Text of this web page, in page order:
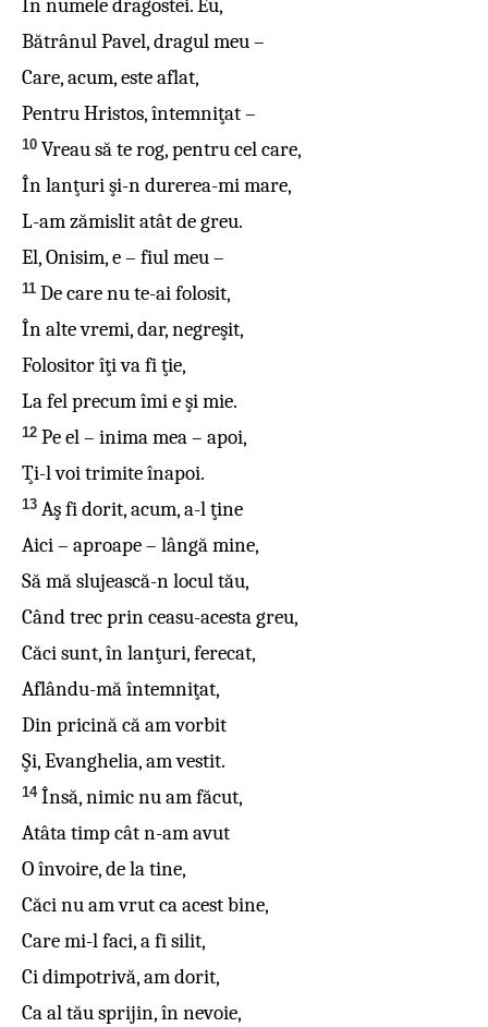
În numele dragostei. Eu,
Bătrânul Pavel, dragul meu –
Care, acum, este aflat,
Pentru Hristos, întemniţat –
10 Vreau să te rog, pentru cel care,
În lanţuri şi-n durerea-mi mare,
L-am zămislit atât de greu.
El, Onisim, e – fiul meu –
11 De care nu te-ai folosit,
În alte vremi, dar, negreşit,
Folositor îţi va fi ţie,
La fel precum îmi e şi mie.
12 Pe el – inima mea – apoi,
Ţi-l voi trimite înapoi.
13 Aş fi dorit, acum, a-l ţine
Aici – aproape – lângă mine,
Să mă slujească-n locul tău,
Când trec prin ceasu-acesta greu,
Căci sunt, în lanţuri, ferecat,
Aflându-mă întemniţat,
Din pricină că am vorbit
Şi, Evanghelia, am vestit.
14 Însă, nimic nu am făcut,
Atâta timp cât n-am avut
O învoire, de la tine,
Căci nu am vrut ca acest bine,
Care mi-l faci, a fi silit,
Ci dimpotrivă, am dorit,
Ca al tău sprijin, în nevoie,